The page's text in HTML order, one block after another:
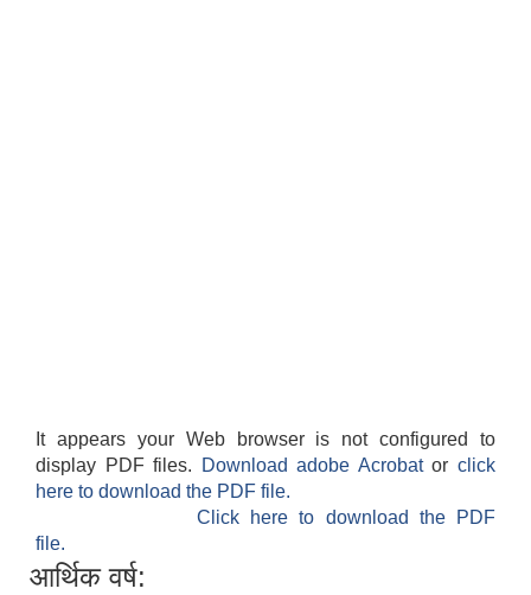
It appears your Web browser is not configured to
display PDF files.
Download adobe Acrobatorclick
here to download the PDF file.
Click here to download the PDF
file.
आर्थिक वर्ष: